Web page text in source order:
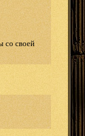
со своей